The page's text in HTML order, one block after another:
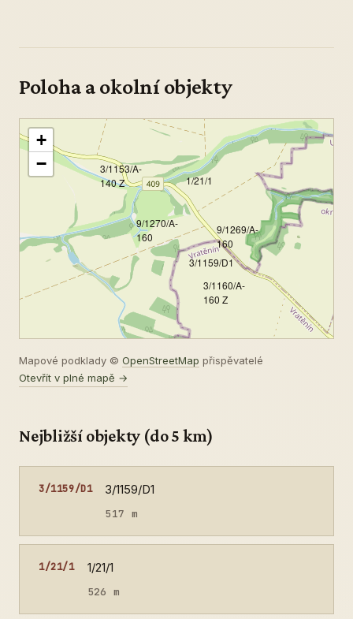
Poloha a okolní objekty
9/1270/A-
160
3/1159/D1
1/21/1
3/1153/A-
140 Z
9/1269/A-
160
3/1160/A-
160 Z
+
−
Mapové podklady © OpenStreetMap přispěvatelé
Otevřít v plné mapě →
Nejbližší objekty (do 5 km)
3/1159/D1 3/1159/D1
517 m
1/21/1 1/21/1
526 m